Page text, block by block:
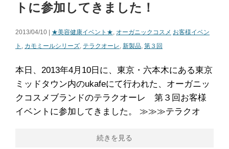
トに参加してきました！
2013/04/10 | ★美容健康イベント★, オーガニックコスメ お客様イベン
ト , カモミールシリーズ, テラクオーレ, 新製品, 第３回
本日、2013年4月10日に、東京・六本木にある東京
ミッドタウン内のukafeにて行われた、オーガニッ
クコスメブランドのテラクオーレ 第３回お客様
イベントに参加してきました。 ≫≫≫テラクオ
続きを見る